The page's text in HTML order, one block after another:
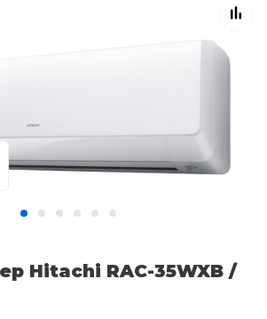
Hitachi RAC-35WXB /